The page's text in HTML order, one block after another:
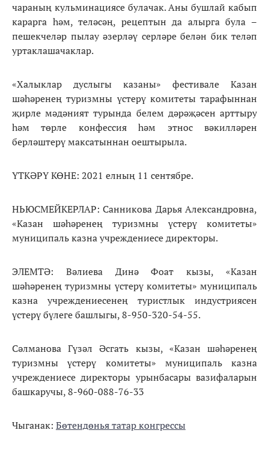
чараның кульминациясе булачак. Аны бушлай кабып
карарга һәм, теләсәң, рецептын да алырга була –
пешекчеләр пылау әзерләү серләре белән бик теләп
уртаклашачаклар.
«Халыклар дуслыгы казаны» фестивале Казан
шәһәренең туризмны үстерү комитеты тарафыннан
җирле мәдәният турында белем дәрәҗәсен арттыру
һәм төрле конфессия һәм этнос вәкилләрен
берләштерү максатыннан оештырыла.
ҮТКӘРҮ КӨНЕ: 2021 елның 11 сентябре.
НЬЮСМЕЙКЕРЛАР: Санникова Дарья Александровна,
«Казан шәһәренең туризмны үстерү комитеты»
муниципаль казна учреждениесе директоры.
ЭЛЕМТӘ: Вәлиева Динә Фоат кызы, «Казан
шәһәренең туризмны үстерү комитеты» муниципаль
казна учреждениесенең туристлык индустриясен
үстерү бүлеге башлыгы, 8-950-320-54-55.
Сәлманова Гүзәл Әсгать кызы, «Казан шәһәренең
туризмны үстерү комитеты» муниципаль казна
учреждениесе директоры урынбасары вазифаларын
башкаручы, 8-960-088-76-33
Чыганак: Бөтендөнья татар конгрессы